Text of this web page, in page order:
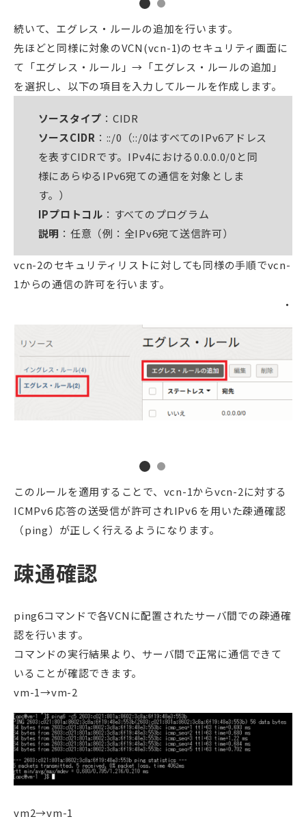
続いて、エグレス・ルールの追加を行います。
先ほどと同様に対象のVCN(vcn-1)のセキュリティ画面に
て「エグレス・ルール」→「エグレス・ルールの追加」
を選択し、以下の項目を入力してルールを作成します。
ソースタイプ ：CIDR
ソースCIDR ：::/0（::/0はすべてのIPv6アドレス
を表すCIDRです。IPv4における0.0.0.0/0と同
様にあらゆるIPv6宛ての通信を対象としま
す。）
IPプロトコル ：すべてのプログラム
説明 ：任意（例：全IPv6宛て送信許可）
vcn-2のセキュリティリストに対しても同様の手順でvcn-
1からの通信の許可を行います。
このルールを適用することで、vcn-1からvcn-2に対する
ICMPv6 応答の送受信が許可されIPv6 を用いた疎通確認
（ping）が正しく行えるようになります。
疎通確認
ping6コマンドで各VCNに配置されたサーバ間での疎通確
認を行います。
コマンドの実行結果より、サーバ間で正常に通信できて
いることが確認できます。
vm-1→vm-2
vm2→vm-1